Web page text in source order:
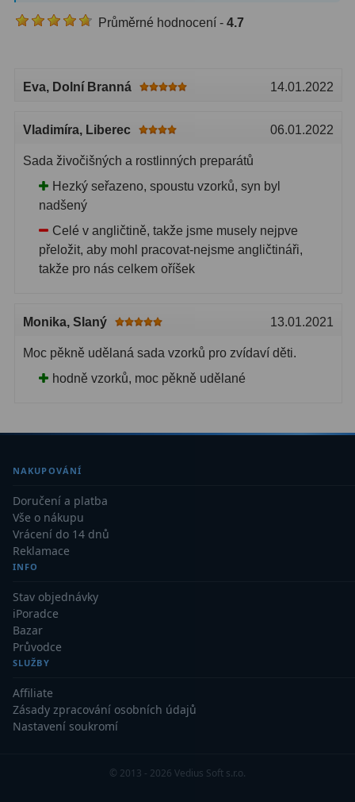
Komponenty 78
Okulárové výtahy44
Primární zrcadla
Sekundární zrcadla6
Adaptéry k okulárovým
výtahům8
Pozorovací dalekohledy 50
Turistické9
Pro pozorování přírody a
17
Dárkové1
Binokulární dalekohledy
Astronomické44
Lovecké a turistické
Kapesní
Dětské
Sportovní54
Dálkoměry a Noční vidění 17
Průměrné hodnocení - 4.7
Eva, Dolní Branná 14.01.2022
Vladimíra, Liberec 06.01.2022
Sada živočišných a rostlinných preparátů
Hezký seřazeno, spoustu vzorků, syn byl
nadšený
Celé v angličtině, takže jsme musely nejpve
přeložit, aby mohl pracovat-nejsme angličtináři,
takže pro nás celkem oříšek
Monika, Slaný 13.01.2021
Moc pěkně udělaná sada vzorků pro zvídaví děti.
hodně vzorků, moc pěkně udělané
NAKUPOVÁNÍ
Doručení a platba
Vše o nákupu
Vrácení do 14 dnů
Reklamace
INFO
Stav objednávky
iPoradce
Bazar
Průvodce
SLUŽBY
Affiliate
Zásady zpracování osobních údajů
Nastavení soukromí
© 2013 - 2026 Vedius Soft s.r.o.